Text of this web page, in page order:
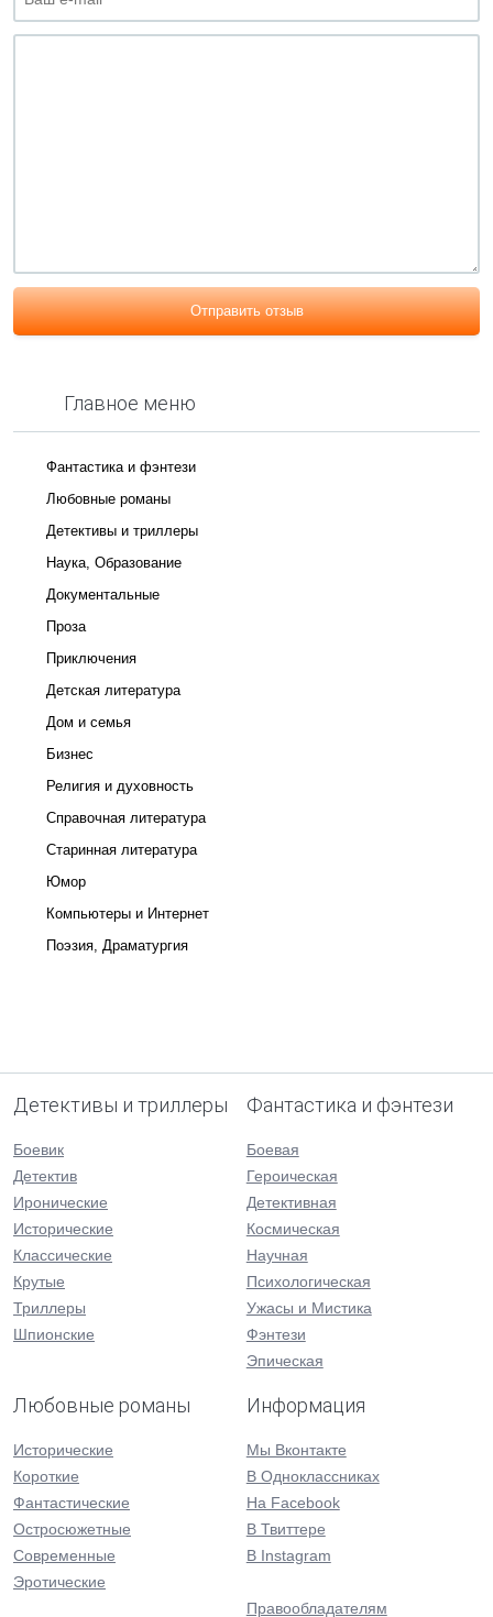
Отправить отзыв
Главное меню
Фантастика и фэнтези
Любовные романы
Детективы и триллеры
Наука, Образование
Документальные
Проза
Приключения
Детская литература
Дом и семья
Бизнес
Религия и духовность
Справочная литература
Старинная литература
Юмор
Компьютеры и Интернет
Поэзия, Драматургия
Детективы и триллеры
Боевик
Детектив
Иронические
Исторические
Классические
Крутые
Триллеры
Шпионские
Фантастика и фэнтези
Боевая
Героическая
Детективная
Космическая
Научная
Психологическая
Ужасы и Мистика
Фэнтези
Эпическая
Любовные романы
Исторические
Короткие
Фантастические
Остросюжетные
Современные
Эротические
Информация
Мы Вконтакте
В Одноклассниках
На Facebook
В Твиттере
В Instagram
Правообладателям